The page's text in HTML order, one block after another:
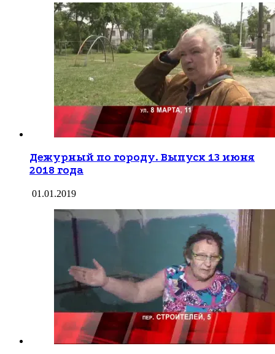
Дежурный по городу. Выпуск 13 июня
2018 года
01.01.2019